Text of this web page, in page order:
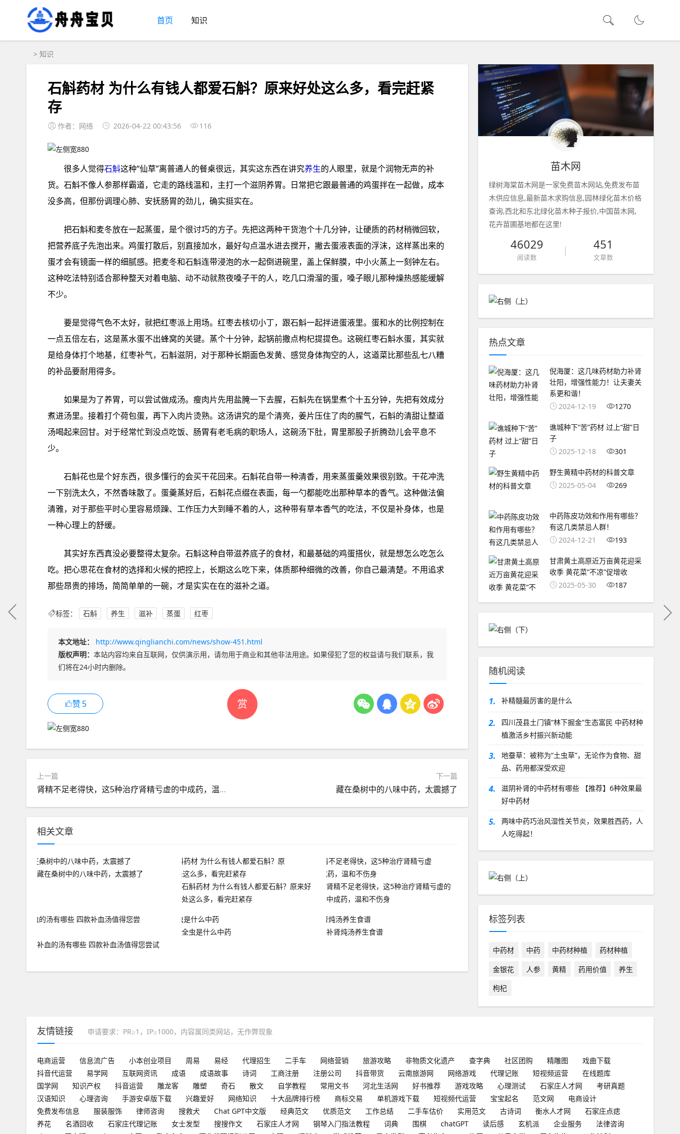
首页 知识
> 知识
石斛药材 为什么有钱人都爱石斛？原来好处这么多，看完赶紧
存
作者：网络 2026-04-22 00:43:56 116
很多人觉得石斛这种“仙草”离普通人的餐桌很远，其实这东西在讲究养生的人眼里，就是个润物无声的补
货。石斛不像人参那样霸道，它走的路线温和，主打一个滋阴养胃。日常把它跟最普通的鸡蛋拌在一起做，成本
没多高，但那份调理心肺、安抚肠胃的劲儿，确实挺实在。
把石斛和麦冬放在一起蒸蛋，是个很讨巧的方子。先把这两种干货泡个十几分钟，让硬质的药材稍微回软，
把营养底子先泡出来。鸡蛋打散后，别直接加水，最好勾点温水进去搅开，撇去蛋液表面的浮沫，这样蒸出来的
蛋才会有镜面一样的细腻感。把麦冬和石斛连带浸泡的水一起倒进碗里，盖上保鲜膜，中小火蒸上一刻钟左右。
这种吃法特别适合那种整天对着电脑、动不动就熬夜嗓子干的人，吃几口滑溜的蛋，嗓子眼儿那种燥热感能缓解
不少。
要是觉得气色不太好，就把红枣派上用场。红枣去核切小丁，跟石斛一起拌进蛋液里。蛋和水的比例控制在
一点五倍左右，这是蒸水蛋不出蜂窝的关键。蒸个十分钟，起锅前撒点枸杞提提色。这碗红枣石斛水蛋，其实就
是给身体打个地基，红枣补气，石斛滋阴，对于那种长期面色发黄、感觉身体掏空的人，这道菜比那些乱七八糟
的补品要耐用得多。
如果是为了养胃，可以尝试做成汤。瘦肉片先用盐腌一下去腥，石斛先在锅里煮个十五分钟，先把有效成分
煮进汤里。接着打个荷包蛋，再下入肉片烫熟。这汤讲究的是个清亮，姜片压住了肉的腥气，石斛的清甜让整道
汤喝起来回甘。对于经常忙到没点吃饭、肠胃有老毛病的职场人，这碗汤下肚，胃里那股子折腾劲儿会平息不
少。
石斛花也是个好东西，很多懂行的会买干花回来。石斛花自带一种清香，用来蒸蛋羹效果很别致。干花冲洗
一下别洗太久，不然香味散了。蛋羹蒸好后，石斛花点缀在表面，每一勺都能吃出那种草本的香气。这种做法偏
清雅，对于那些平时心里容易烦躁、工作压力大到睡不着的人，这种带有草本香气的吃法，不仅是补身体，也是
一种心理上的舒缓。
其实好东西真没必要整得太复杂。石斛这种自带滋养底子的食材，和最基础的鸡蛋搭伙，就是想怎么吃怎么
吃。把心思花在食材的选择和火候的把控上，长期这么吃下来，体质那种细微的改善，你自己最清楚。不用追求
那些昂贵的排场，简简单单的一碗，才是实实在在的滋补之道。
标签： 石斛 养生 滋补 蒸蛋 红枣
赏
本文地址：
http://www.qinglianchi.com/news/show-451.html
版权声明： 本站内容均来自互联网，仅供演示用，请勿用于商业和其他非法用途。如果侵犯了您的权益请与我们联系，我
们将在24小时内删除。
赞5
上一篇
肾精不足老得快，这5种治疗肾精亏虚的中成药，温和不伤身
下一篇
藏在桑树中的八味中药，太震撼了
相关文章
藏在桑树中的八味中药，太震撼了
石斛药材 为什么有钱人都爱石斛？原来好
处这么多，看完赶紧存
肾精不足老得快，这5种治疗肾精亏虚的
中成药，温和不伤身
补血的汤有哪些 四款补血汤值得您尝试
全虫是什么中药 补肾炖汤养生食谱
苗木网
绿树海棠苗木网是一家免费苗木网站,免费发布苗
木供应信息,最新苗木求购信息,园林绿化苗木价格
查询,西北和东北绿化苗木种子报价,中国苗木网,
花卉苗圃基地都在这里!
46029
阅读数
451
文章数
热点文章
倪海厦：这几味药材助力补肾
壮阳，增强性能力！让夫妻关
系更和谐！
2024-12-19
1270
谯城种下“苦”药材 过上“甜”日
子
2025-12-18
301
野生黄精中药材的科普文章
2025-05-04
269
中药陈皮功效和作用有哪些？
有这几类禁忌人群！
2024-12-21
193
甘肃黄土高原近万亩黄花迎采
收季 黄花菜“不凉”促增收
2025-05-30
187
随机阅读
1. 补精髓最厉害的是什么
2.
四川茂县土门镇“林下掘金”生态富民 中药材种
植激活乡村振兴新动能
3.
地蚕草：被称为“土虫草”，无论作为食物、甜
品、药用都深受欢迎
4.
滋阴补肾的中药材有哪些 【推荐】6种效果最
好中药材
5.
两味中药巧治风湿性关节炎，效果胜西药，人
人吃得起！
标签列表
中药材 中药 中药材种植
药材种植
金银花
人参 黄精 药用价值
养生
枸杞
友情链接 申请要求：PR≥1，IP≥1000，内容属同类网站，无作弊现象
电商运营 信息流广告 小本创业项目 周易 易经 代理招生 二手车 网络营销 旅游攻略 非物质文化遗产 查字典 社区团购 精雕图
戏曲下载
抖音代运营
易学网 互联网资讯 成语 成语故事 诗词 工商注册 注册公司 抖音带货 云南旅游网 网络游戏 代理记账 短视频运营
在线题库
国学网
知识产权 抖音运营 雕龙客 雕塑 奇石 散文 自学教程 常用文书 河北生活网 好书推荐 游戏攻略 心理测试 石家庄人才网
考研真题
汉语知识
心理咨询 手游安卓版下载 兴趣爱好 网络知识 十大品牌排行榜 商标交易 单机游戏下载 短视频代运营 宝宝起名 范文网
电商设计
免费发布信息
服装服饰 律师咨询 搜救犬 Chat GPT中文版 经典范文 优质范文 工作总结 二手车估价 实用范文 古诗词 衡水人才网
石家庄点痣
养花
名酒回收 石家庄代理记账 女士发型 搜搜作文 石家庄人才网 钢琴入门指法教程 词典 围棋 chatGPT 读后感 玄机派 企业服务
法律咨询